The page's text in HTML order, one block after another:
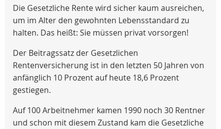
Die Gesetzliche Rente wird sicher kaum ausreichen,
um im Alter den gewohnten Lebensstandard zu
halten. Das heißt: Sie müssen privat vorsorgen!
Der Beitragssatz der Gesetzlichen
Rentenversicherung ist in den letzten 50 Jahren von
anfänglich 10 Prozent auf heute 18,6 Prozent
gestiegen.
Auf 100 Arbeitnehmer kamen 1990 noch 30 Rentner
und schon mit diesem Zustand kam die Gesetzliche